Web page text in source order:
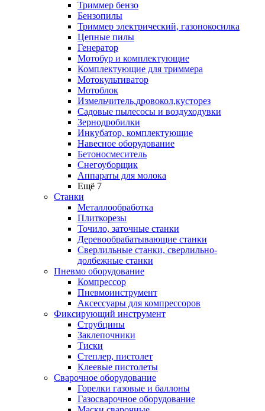
Триммер бензо
Бензопилы
Триммер электрический, газонокосилка
Цепные пилы
Генератор
Мотобур и комплектующие
Комплектующие для триммера
Мотокультиватор
Мотоблок
Измельчитель,дровокол,кусторез
Садовые пылесосы и воздуходувки
Зернодробилки
Инкубатор, комплектующие
Навесное оборудование
Бетоносмеситель
Снегоуборщик
Аппараты для молока
Ещё 7
Станки
Металлообработка
Плиткорезы
Точило, заточные станки
Деревообрабатывающие станки
Сверлильные станки, сверлильно-
долбежные станки
Пневмо оборудование
Компрессор
Пневмоинструмент
Аксессуары для компрессоров
Фиксирующий инструмент
Струбцины
Заклепочники
Тиски
Степлер, пистолет
Клеевые пистолеты
Сварочное оборудование
Горелки газовые и баллоны
Газосварочное оборудование